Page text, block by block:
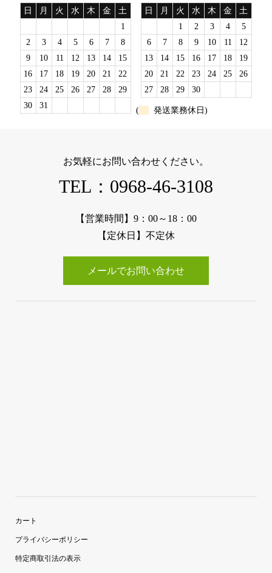
日
月 火 水 木 金
土
1
2
3 4 5 6 7
8
9
10 11 12 13 14
15
16
17 18 19 20 21
22
23
24 25 26 27 28
29
30
31
日
月 火 水 木 金
土
1
2 3 4
5
6
7 8 9 10 11
12
13
14 15 16 17 18
19
20
21 22 23 24 25
26
27
28 29 30
( 発送業務休日)
お気軽にお問い合わせください。
TEL：0968-46-3108
【営業時間】9：00～18：00
【定休日】不定休
メールでお問い合わせ
カート
プライバシーポリシー
特定商取引法の表示